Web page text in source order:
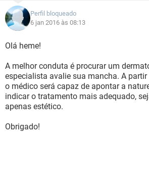
Perfil bloqueado
6 jan 2016 às 08:13
Olá heme!
A melhor conduta é procurar um
especialista avalie sua mancha. A
o médico será capaz de apontar a
indicar o tratamento mais adequado,
apenas estético.
Obrigado!